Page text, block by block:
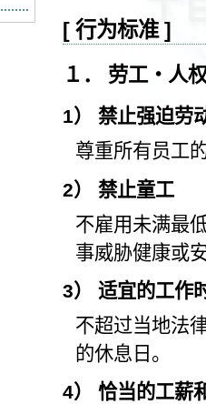
[ 行为标准 ]
１． 劳工・人
1） 禁止强迫劳
尊重所有员工
2） 禁止童工
不雇用未满最
事威胁健康或
3） 适宜的工作
不超过当地法
的休息日。
4） 恰当的工薪